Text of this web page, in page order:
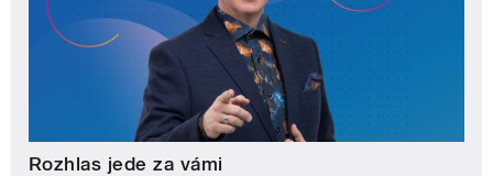
Rozhlas jede za vámi